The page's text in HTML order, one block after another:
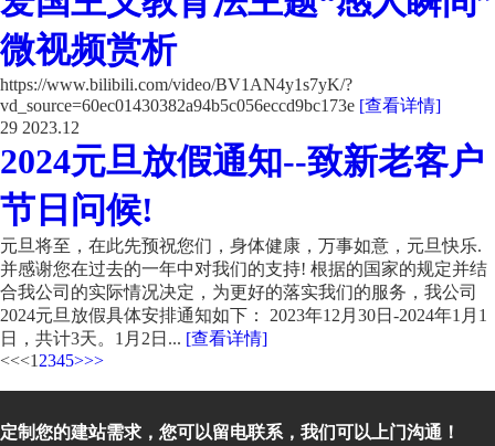
微视频赏析
https://www.bilibili.com/video/BV1AN4y1s7yK/?
vd_source=60ec01430382a94b5c056eccd9bc173e [查看详情]
29 2023.12
2024元旦放假通知--致新老客户
节日问候!
元旦将至，在此先预祝您们，身体健康，万事如意，元旦快乐.
并感谢您在过去的一年中对我们的支持! 根据的国家的规定并结
合我公司的实际情况决定，为更好的落实我们的服务，我公司
2024元旦放假具体安排通知如下： 2023年12月30日-2024年1月1
日，共计3天。1月2日... [查看详情]
<<<1 2345>>>
定制您的建站需求，您可以留电联系，我们可以上门沟通！